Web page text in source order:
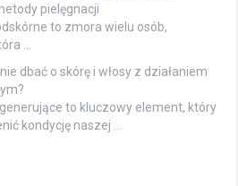
pielęgnacji
to zmora wielu osób,
…
dbać o skórę i włosy z działaniem
to kluczowy element, który
kondycję naszej …